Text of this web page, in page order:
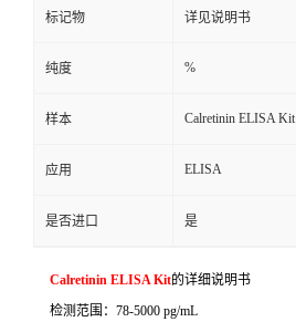
标记物 详见说明书
纯度 %
样本 Calretinin ELISA Kit
应用 ELISA
是否进口 是
Calretinin ELISA Kit的详细说明书
检测范围： 78-5000 pg/mL